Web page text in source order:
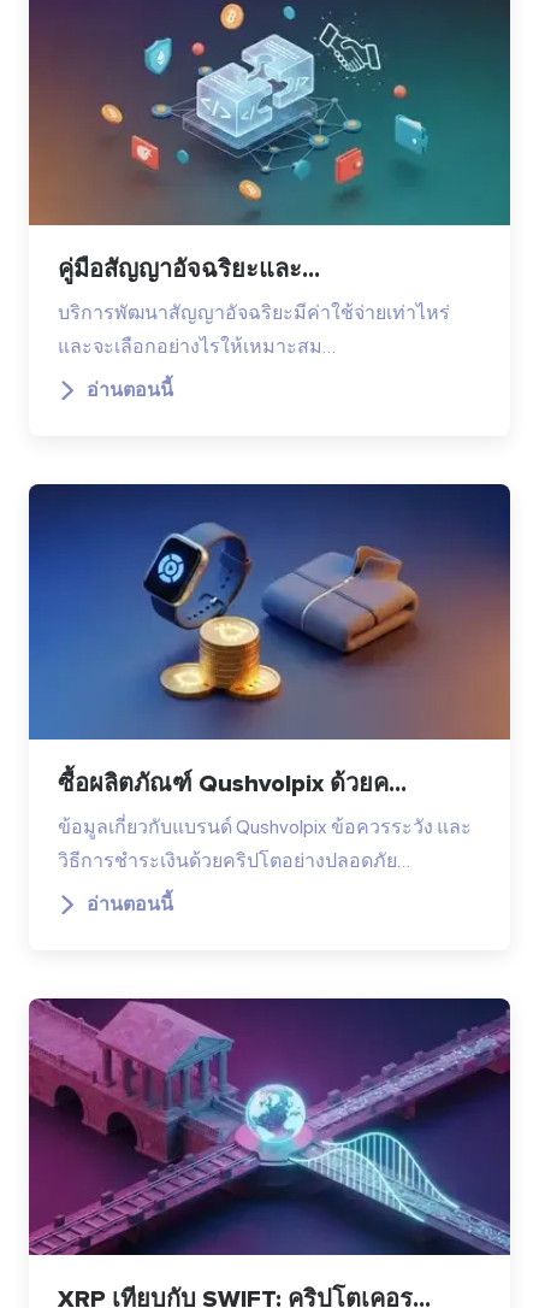
คู่มือสัญญาอัจฉริยะและ...
บริการพัฒนาสัญญาอัจฉริยะมีค่าใช้จ่ายเท่าไหร่
และจะเลือกอย่างไรให้เหมาะสม…
อ่านตอนนี้
ซื้อผลิตภัณฑ์ Qushvolpix ด้วยค...
ข้อมูลเกี่ยวกับแบรนด์ Qushvolpix ข้อควรระวัง และ
วิธีการชำระเงินด้วยคริปโตอย่างปลอดภัย…
อ่านตอนนี้
XRP เทียบกับ SWIFT: คริปโตเคอร...